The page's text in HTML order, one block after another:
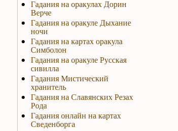
Гадания на оракулах Дорин
Верче
Гадания на оракуле Дыхание
ночи
Гадания на картах оракула
Симболон
Гадания на оракуле Русская
сивилла
Гадания Мистический
хранитель
Гадания на Славянских Резах
Рода
Гадания онлайн на картах
Сведенборга